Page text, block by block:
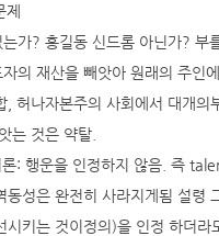
는가? 홍길동 신드롬 아닌가? 부
의 재산을 빼앗아 원래의 주인
, 허나자본주의 사회에서 대개의
는 것은 약탈.
론: 행운을 인정하지 않음. 즉
동성은 완전히 사라지게됨 설령
시키는 것이정의)을 인정 하더라